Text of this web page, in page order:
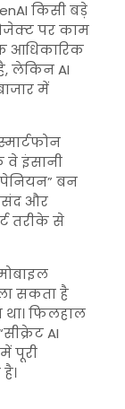
किसी बड़े
पर काम
आधिकारिक
लेकिन AI
में
वे इंसानी
बन
और
तरीके से
सकता है
था। फिलहाल
AI
पूरी